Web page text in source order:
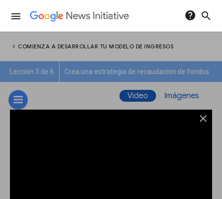
menu help search
chevron_left COMIENZA A DESARROLLAR TU MODELO DE INGRESOS
Lección 3 de 6 Crea una estrategia de recaudación de fondos
Video Imágenes
close